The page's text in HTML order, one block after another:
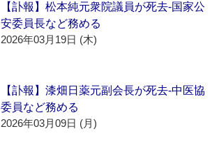
【訃報】松本純元衆院議員が死去‐国家公
安委員長など務める
2026年03月19日 (木)
【訃報】漆畑日薬元副会長が死去‐中医協
委員など務める
2026年03月09日 (月)